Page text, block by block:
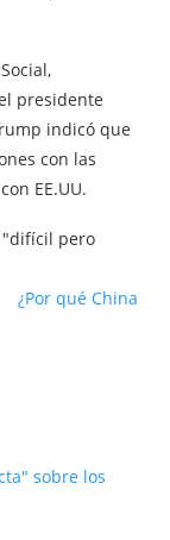
presidente
indicó que
con las
EE.UU.
¿Por qué China
sobre los